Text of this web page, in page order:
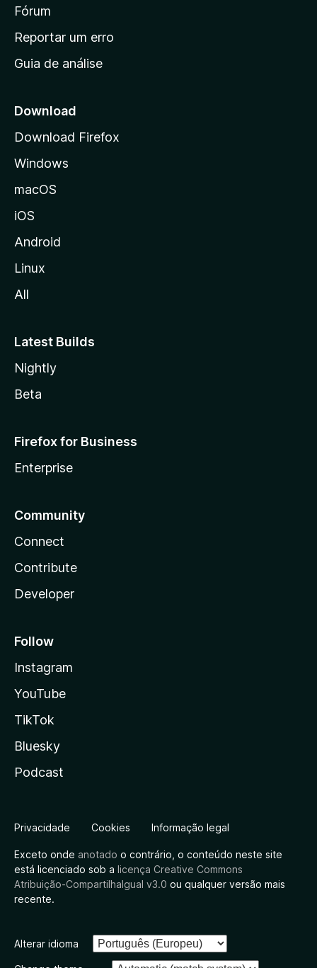
i
n
c
a
d
a
z
i
a
Fórum
Reportar um erro
Guia de análise
Download
Download Firefox
Windows
macOS
iOS
Android
Linux
All
Latest Builds
Nightly
Beta
Firefox for Business
Enterprise
Community
Connect
Contribute
Developer
Follow
Instagram
YouTube
TikTok
Bluesky
Podcast
Privacidade Cookies Informação legal
Exceto onde anotado o contrário, o conteúdo neste site
está licenciado sob a licença Creative Commons
Atribuição-CompartilhaIgual v3.0 ou qualquer versão mais
recente.
Alterar idioma